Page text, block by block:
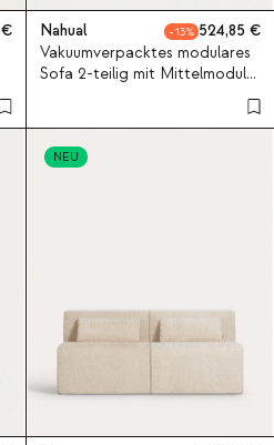
Nahual 13
524,85
Vakuumverpacktes modulares
Sofa 2-teilig mit Mittelmodul
NEU